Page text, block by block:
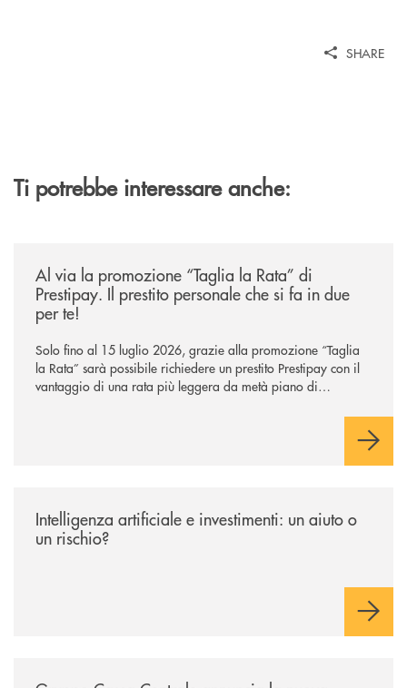
SHARE
Ti potrebbe interessare anche:
Al via la promozione “Taglia la Rata” di
Prestipay. Il prestito personale che si fa in due
per te!
Solo fino al 15 luglio 2026, grazie alla promozione “Taglia
la Rata” sarà possibile richiedere un prestito Prestipay con il
vantaggio di una rata più leggera da metà piano di
Intelligenza artificiale e investimenti: un aiuto o
un rischio?